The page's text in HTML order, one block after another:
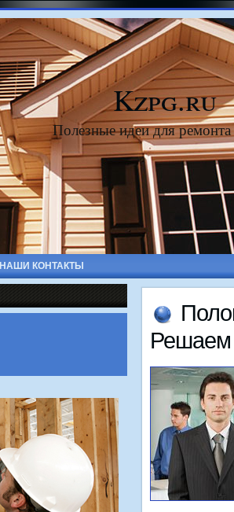
Kzpg.ru
Полезные идеи для
НАШИ КОНТАКТЫ
Решаем